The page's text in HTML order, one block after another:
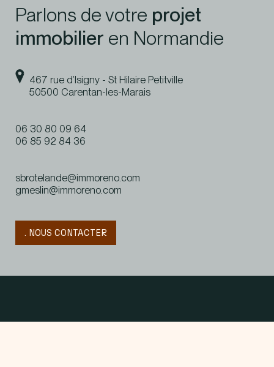
Parlons de votre projet
immobilier en Normandie
467 rue d’Isigny - St Hilaire Petitville
50500 Carentan-les-Marais
06 30 80 09 64
06 85 92 84 36
sbrotelande@immoreno.com
gmeslin@immoreno.com
. NOUS CONTACTER